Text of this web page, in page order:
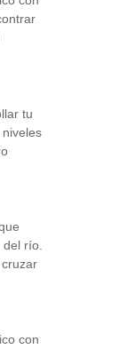
tu
río.
con